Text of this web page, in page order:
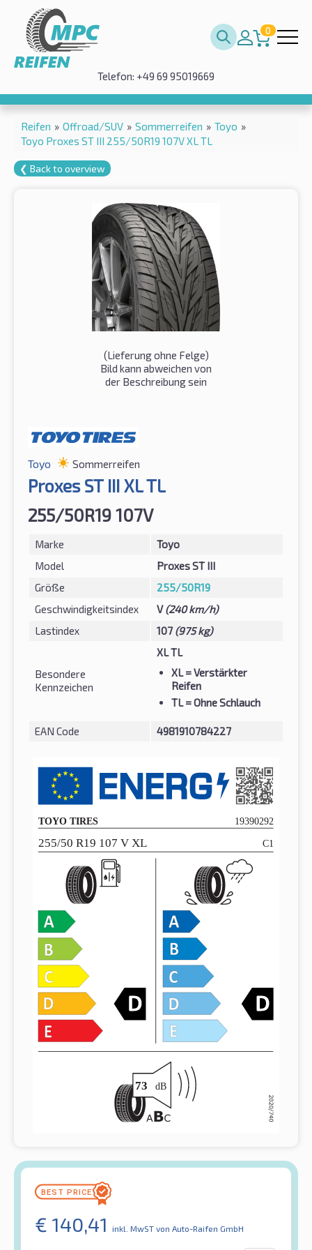
0
Telefon: +49 69 95019669
Reifen » Offroad/SUV » Sommerreifen » Toyo »
Toyo Proxes ST III 255/50R19 107V XL TL
❮ Back to overview
(Lieferung ohne Felge)
Bild kann abweichen von
der Beschreibung sein
Toyo Sommerreifen
Proxes ST III XL TL
255/50R19 107V
Marke
Toyo
Model
Proxes ST III
Größe
255/50R19
Geschwindigkeitsindex
V(240 km/h)
Lastindex
107 (975 kg)
Besondere
Kennzeichen
XL TL
XL= Verstärkter
Reifen
TL= Ohne Schlauch
EAN Code 4981910784227
€ 140,41 inkl. MwST von Auto-Raifen GmbH